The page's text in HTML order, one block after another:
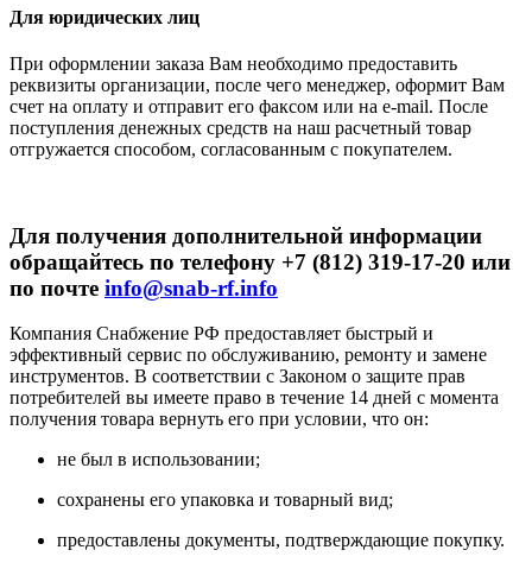
Для юридических лиц
При оформлении заказа Вам необходимо предоставить
реквизиты организации, после чего менеджер, оформит Вам
счет на оплату и отправит его факсом или на e-mail. После
поступления денежных средств на наш расчетный товар
отгружается способом, согласованным с покупателем.
Для получения дополнительной информации
обращайтесь по телефону +7 (812) 319-17-20 или
по почте info@snab-rf.info
Компания Снабжение РФ предоставляет быстрый и
эффективный сервис по обслуживанию, ремонту и замене
инструментов. В соответствии с Законом о защите прав
потребителей вы имеете право в течение 14 дней с момента
получения товара вернуть его при условии, что он:
не был в использовании;
сохранены его упаковка и товарный вид;
предоставлены документы, подтверждающие покупку.